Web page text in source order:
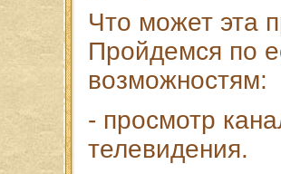
Что может эта
Пройдемся по
возможностям:
- просмотр
телевидения.